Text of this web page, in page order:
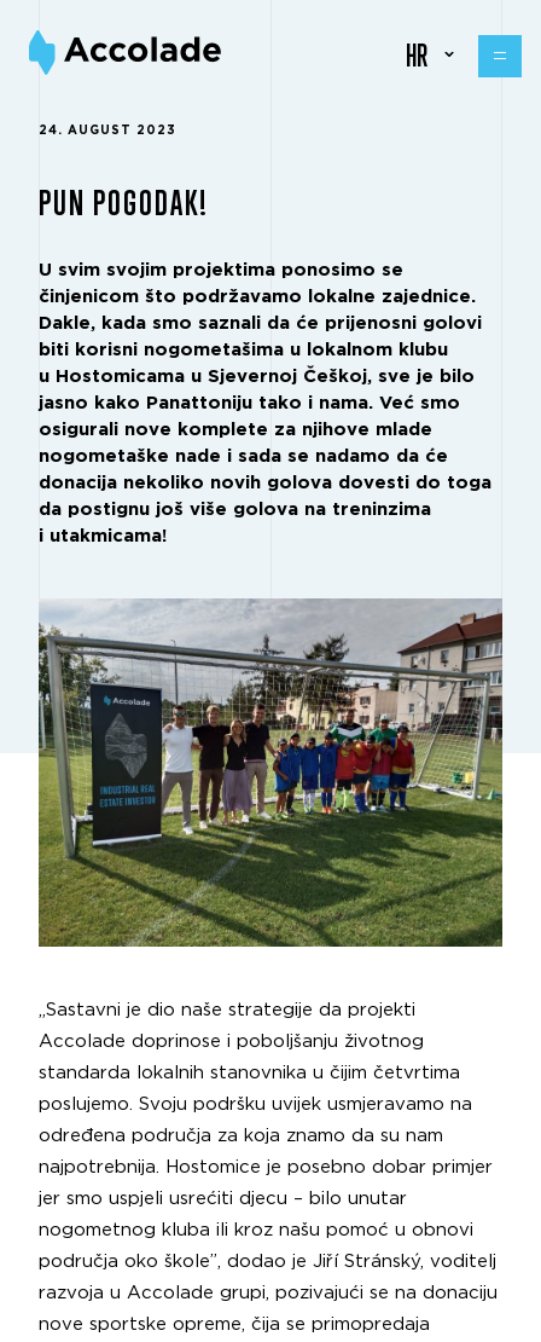
HR
24. AUGUST 2023
PUN POGODAK!
U svim svojim projektima ponosimo se
činjenicom što podržavamo lokalne zajednice.
Dakle, kada smo saznali da će prijenosni golovi
biti korisni nogometašima u lokalnom klubu
u Hostomicama u Sjevernoj Češkoj, sve je bilo
jasno kako Panattoniju tako i nama. Već smo
osigurali nove komplete za njihove mlade
nogometaške nade i sada se nadamo da će
donacija nekoliko novih golova dovesti do toga
da postignu još više golova na treninzima
i utakmicama!
„Sastavni je dio naše strategije da projekti
Accolade doprinose i poboljšanju životnog
standarda lokalnih stanovnika u čijim četvrtima
poslujemo. Svoju podršku uvijek usmjeravamo na
određena područja za koja znamo da su nam
najpotrebnija. Hostomice je posebno dobar primjer
jer smo uspjeli usrećiti djecu – bilo unutar
nogometnog kluba ili kroz našu pomoć u obnovi
područja oko škole”, dodao je Jiří Stránský, voditelj
razvoja u Accolade grupi, pozivajući se na donaciju
nove sportske opreme, čija se primopredaja